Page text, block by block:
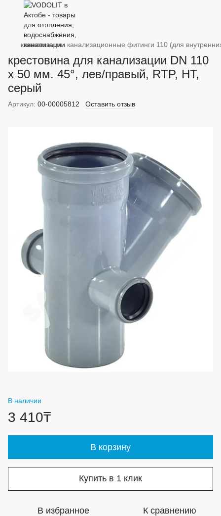
канализация канализационные фитинги 110 (для
крестовина для канализации DN 110
х 50 мм. 45°, лев/правый, RTP, HT,
серый
Артикул: 00-00005812 Оставить отзыв
В наличии
3 410₸
В корзину
Купить в 1 клик
В избранное К сравнению